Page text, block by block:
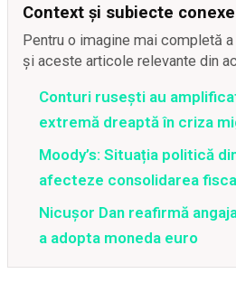
Context și subiecte conexe
Pentru o imagine mai completă
și aceste articole relevante din
Conturi rusești au
extremă dreaptă în criza
Moody’s: Situația politică
afecteze consolidarea
Nicușor Dan reafirmă
a adopta moneda euro